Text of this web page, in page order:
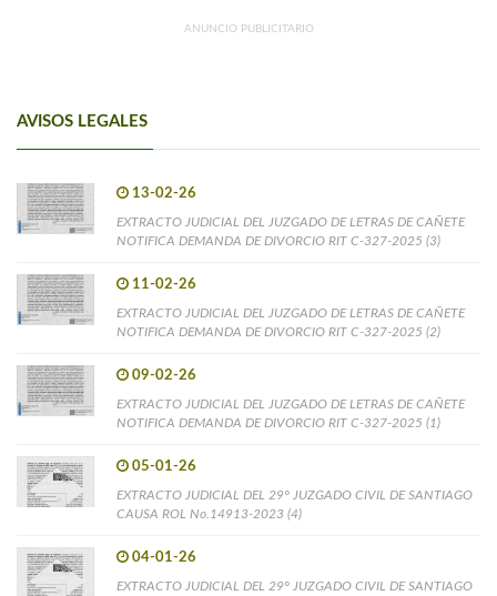
ANUNCIO PUBLICITARIO
AVISOS LEGALES
13-02-26
EXTRACTO JUDICIAL DEL JUZGADO DE LETRAS DE CAÑETE
NOTIFICA DEMANDA DE DIVORCIO RIT C-327-2025 (3)
11-02-26
EXTRACTO JUDICIAL DEL JUZGADO DE LETRAS DE CAÑETE
NOTIFICA DEMANDA DE DIVORCIO RIT C-327-2025 (2)
09-02-26
EXTRACTO JUDICIAL DEL JUZGADO DE LETRAS DE CAÑETE
NOTIFICA DEMANDA DE DIVORCIO RIT C-327-2025 (1)
05-01-26
EXTRACTO JUDICIAL DEL 29° JUZGADO CIVIL DE SANTIAGO
CAUSA ROL No.14913-2023 (4)
04-01-26
EXTRACTO JUDICIAL DEL 29° JUZGADO CIVIL DE SANTIAGO